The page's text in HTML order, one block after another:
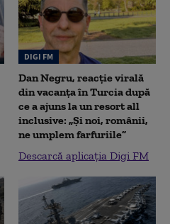
DIGI FM
Dan Negru, reacție virală
din vacanța în Turcia după
ce a ajuns la un resort all
inclusive: „Și noi, românii,
ne umplem farfuriile”
Descarcă aplicația Digi FM